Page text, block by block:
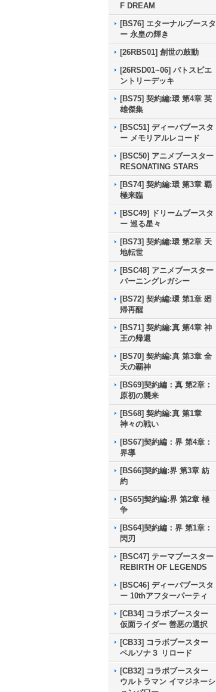
F DREAM
[BS76] エターナルブースタ
ー 永皇の輝き
[26RBS01] 創世の鼓動
[26RSD01~06] バトスピエ
ントリーデッキ
[BS75] 契約編:環 第4章 英
雄傑集
[BSC51] ディーバブースタ
ー メモリアルレコード
[BSC50] アニメブースター
RESONATING STARS
[BS74] 契約編:環 第3章 覇
極来臨
[BSC49] ドリームブースタ
ー 巡る星々
[BS73] 契約編:環 第2章 天
地転世
[BSC48] アニメブースター
バーニングレガシー
[BS72] 契約編:環 第1章 廻
帰再醒
[BS71] 契約編:真 第4章 神
王の帰還
[BS70] 契約編:真 第3章 全
天の覇神
[BS69]契約編：真 第2章：
原初の襲来
[BS68] 契約編:真 第1章
神々の戦い
[BS67]契約編：界 第4章：
界導
[BS66]契約編:界 第3章 紡
約
[BS65]契約編:界 第2章 極
争
[BS64]契約編：界 第1章：
閃刃
[BSC47] テーマブースター
REBIRTH OF LEGENDS
[BSC46] ディーバブースタ
ー 10thアフターパーティ
[CB34] コラボブースター
仮面ライダー 善悪の選択
[CB33] コラボブースター
ペルソナ３ リロード
[CB32] コラボブースター
ウルトラマン イマジネーシ